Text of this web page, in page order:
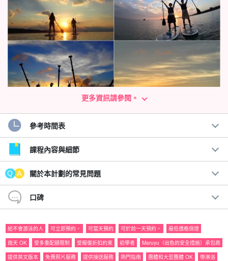
當天預約 OK☆。
在當地嚮導推薦的日落地點，搭乘 SUP（站立式槳衝浪板）巡航，
這是近年來風靡全球的新興熱門活動！
西表原野的夕陽一定會令人難以忘懷。讓我們一起迎接日落SUP的
建議：
更多資訊請參閱。
參考時間表
課程內容與細節
關於本計劃的常見問題
口碑
給不會游泳的人 可立即預約。 可當天預約 可於前一天預約。
最低價格保證
雨天 OK
受多重配額限制 受報復折扣約束 初學者
Maruyu（出色的安全措施）承包商
提供英文版本
免費照片服務 提供接送服務 熱門指南 團體和大型團體 OK
帶淋浴